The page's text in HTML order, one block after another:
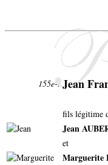
155e-. Jean
fils légitime
Jean
et
Marguerite